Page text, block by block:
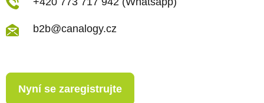
b2b@canalogy.cz
Nyní se zaregistrujte